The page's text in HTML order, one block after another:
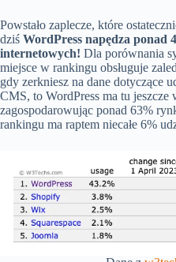
Powstało zaplecze, które
dziś WordPress napędza ponad
internetowych! Dla porównania
miejsce w rankingu obsługuje
gdy zerkniesz na dane dotyczące
CMS, to WordPress ma tu jeszcze
zagospodarowując ponad 63%
rankingu ma raptem niecałe 6%